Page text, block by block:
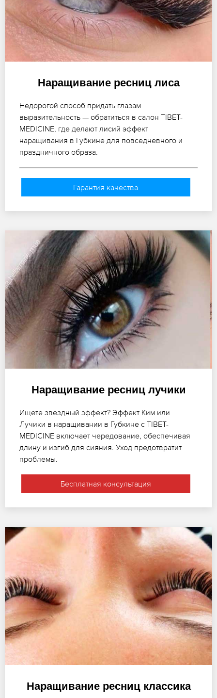
Наращивание ресниц лиса
Недорогой способ придать глазам
выразительность — обратиться в салон TIBET-
MEDICINE, где делают лисий эффект
наращивания в Губкине для повседневного и
праздничного образа.
Гарантия качества
Наращивание ресниц лучики
Ищете звездный эффект? Эффект Ким или
Лучики в наращивании в Губкине с TIBET-
MEDICINE включает чередование, обеспечивая
длину и изгиб для сияния. Уход предотвратит
проблемы.
Бесплатная консультация
Наращивание ресниц классика